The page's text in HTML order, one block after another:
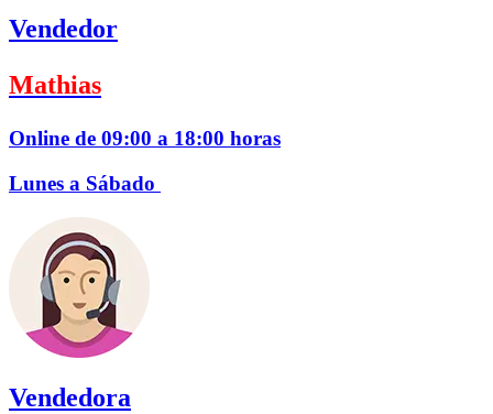
Vendedor
Mathias
Online de 09:00 a 18:00 horas
Lunes a Sábado
Vendedora